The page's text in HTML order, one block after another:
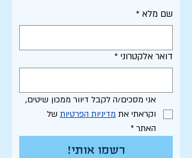
שם מלא *
דואר אלקטרוני *
וקראתי את מדיניות הפרטיות
האתר *
רשמו אותי!